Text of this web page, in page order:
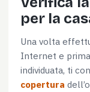
per la
Una volta
Internet e
individuata, ti
copertura